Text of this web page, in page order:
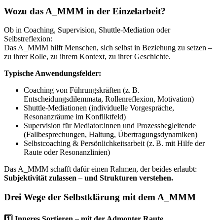
Wozu das A_MMM in der Einzelarbeit?
Ob in Coaching, Supervision, Shuttle-Mediation oder
Selbstreflexion:
Das A_MMM hilft Menschen, sich selbst in Beziehung zu setzen –
zu ihrer Rolle, zu ihrem Kontext, zu ihrer Geschichte.
Typische Anwendungsfelder:
Coaching von Führungskräften (z. B.
Entscheidungsdilemmata, Rollenreflexion, Motivation)
Shuttle-Mediationen (individuelle Vorgespräche,
Resonanzräume im Konfliktfeld)
Supervision für Mediator:innen und Prozessbegleitende
(Fallbesprechungen, Haltung, Übertragungsdynamiken)
Selbstcoaching & Persönlichkeitsarbeit (z. B. mit Hilfe der
Raute oder Resonanzlinien)
Das A_MMM schafft dafür einen Rahmen, der beides erlaubt:
Subjektivität zulassen – und Strukturen verstehen.
Drei Wege der Selbstklärung mit dem A_MMM